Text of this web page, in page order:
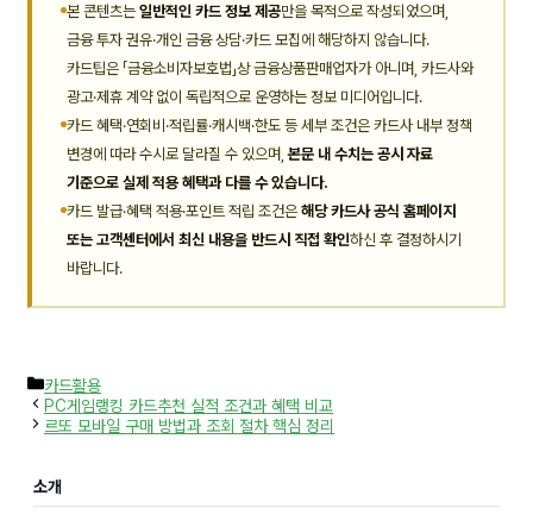
본 콘텐츠는 일반적인 카드 정보 제공만을 목적으로 작성되었으며,
금융 투자 권유·개인 금융 상담·카드 모집에 해당하지 않습니다.
카드팁은 「금융소비자보호법」상 금융상품판매업자가 아니며, 카드사와
광고·제휴 계약 없이 독립적으로 운영하는 정보 미디어입니다.
카드 혜택·연회비·적립률·캐시백·한도 등 세부 조건은 카드사 내부 정책
변경에 따라 수시로 달라질 수 있으며,본문 내 수치는 공시 자료
기준으로 실제 적용 혜택과 다를 수 있습니다.
카드 발급·혜택 적용·포인트 적립 조건은 해당 카드사 공식 홈페이지
또는 고객센터에서 최신 내용을 반드시 직접 확인하신 후 결정하시기
바랍니다.
카
테
고
리
카드활용
PC게임랭킹 카드추천 실적 조건과 혜택 비교
르또 모바일 구매 방법과 조회 절차 핵심 정리
소개